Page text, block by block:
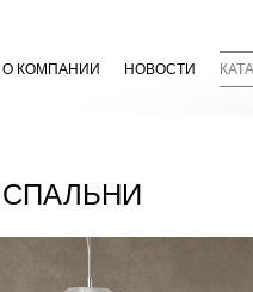
О КОМПАНИИ НОВОСТИ
СПАЛЬНИ